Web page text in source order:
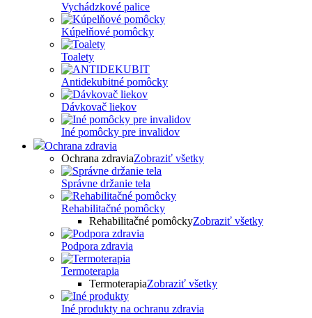
Vychádzkové palice
Kúpelňové pomôcky
Toalety
Antidekubitné pomôcky
Dávkovač liekov
Iné pomôcky pre invalidov
Ochrana zdravia
Ochrana zdraviaZobraziť všetky
Správne držanie tela
Rehabilitačné pomôcky
Rehabilitačné pomôckyZobraziť všetky
Podpora zdravia
Termoterapia
TermoterapiaZobraziť všetky
Iné produkty na ochranu zdravia